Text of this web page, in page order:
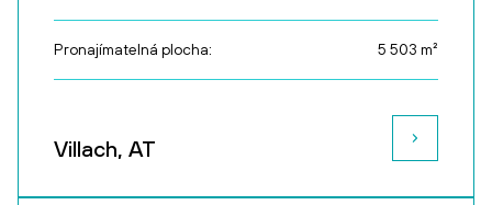
Pronajímatelná plocha: 5 503 m²
Villach, AT